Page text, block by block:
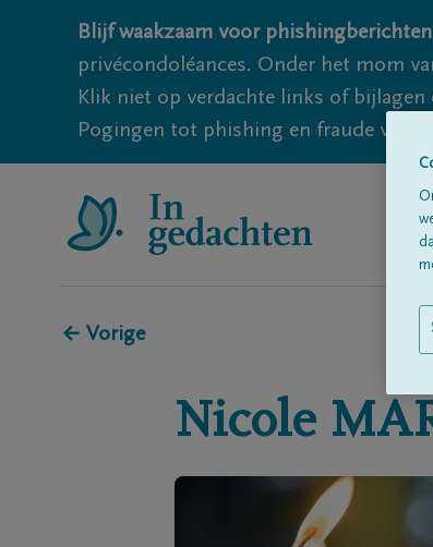
Blijf waakzaam voor
privécondoléances. Onder het mom
Klik niet op verdachte links of
Pogingen tot phishing en fraude
← Vorige
Nicole